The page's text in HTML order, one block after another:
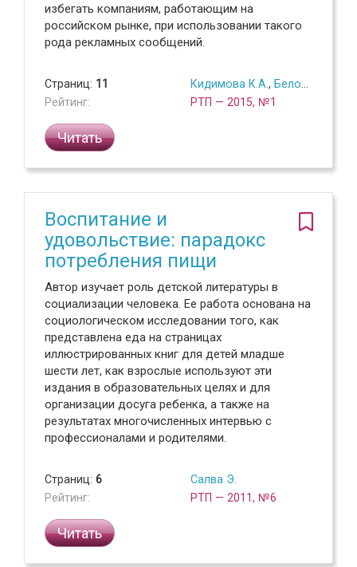
избегать компаниям, работающим на
российском рынке, при использовании такого
рода рекламных сообщений.
Страниц: 11
Рейтинг:
Кидимова К.А. , Белоклокова А.А.
РТП — 2015, №1
Читать
Воспитание и
удовольствие: парадокс
потребления пищи
Автор изучает роль детской литературы в
социализации человека. Ее работа основана на
социологическом исследовании того, как
представлена еда на страницах
иллюстрированных книг для детей младше
шести лет, как взрослые используют эти
издания в образовательных целях и для
организации досуга ребенка, а также на
результатах многочисленных интервью с
профессионалами и родителями.
Страниц: 6
Рейтинг:
Салва Э.
РТП — 2011, №6
Читать